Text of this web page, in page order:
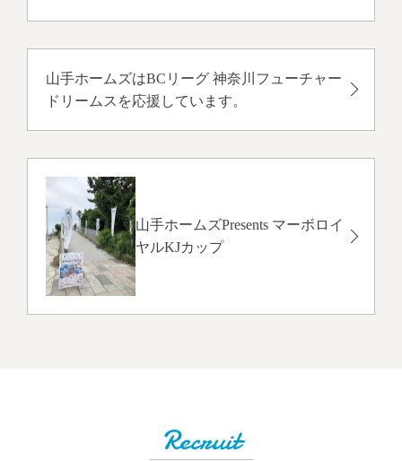
山手ホームズはBCリーグ 神奈川フューチャー
ドリームスを応援しています。
山手ホームズPresents マーボロイ
ヤルKJカップ
Recruit